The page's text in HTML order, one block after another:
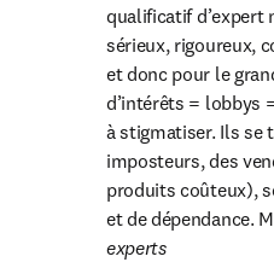
qualificatif d’expert
sérieux, rigoureux,
et donc pour le
d’intérêts = lobbys
à stigmatiser. Ils se
imposteurs, des
produits coûteux),
et de dépendance.
experts